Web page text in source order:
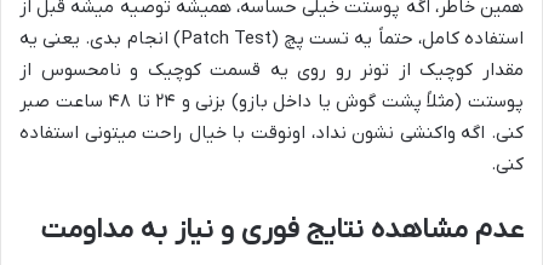
همین خاطر، اگه پوستت خیلی حساسه، همیشه توصیه میشه قبل از
استفاده کامل، حتماً یه تست پچ (Patch Test) انجام بدی. یعنی یه
مقدار کوچیک از تونر رو روی یه قسمت کوچیک و نامحسوس از
پوستت (مثلاً پشت گوش یا داخل بازو) بزنی و ۲۴ تا ۴۸ ساعت صبر
کنی. اگه واکنشی نشون نداد، اونوقت با خیال راحت میتونی استفاده
کنی.
عدم مشاهده نتایج فوری و نیاز به مداومت